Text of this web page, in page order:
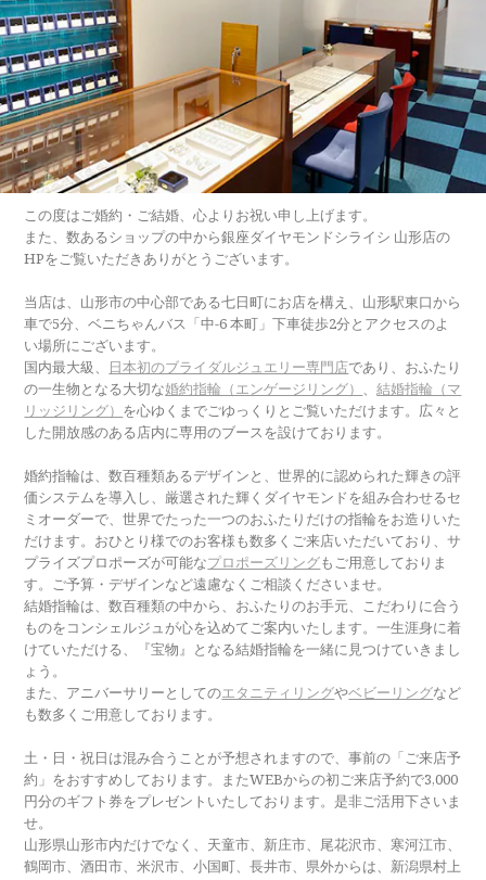
この度はご婚約・ご結婚、心よりお祝い申し上げます。
また、数あるショップの中から銀座ダイヤモンドシライシ 山形店の
HPをご覧いただきありがとうございます。
当店は、山形市の中心部である七日町にお店を構え、山形駅東口から
車で5分、ベニちゃんバス「中-6 本町」下車徒歩2分とアクセスのよ
い場所にございます。
国内最大級、 日本初のブライダルジュエリー専門店であり、おふたり
の一生物となる大切な婚約指輪（エンゲージリング） 、結婚指輪（マ
リッジリング） を心ゆくまでごゆっくりとご覧いただけます。広々と
した開放感のある店内に専用のブースを設けております。
婚約指輪は、数百種類あるデザインと、世界的に認められた輝きの評
価システムを導入し、厳選された輝くダイヤモンドを組み合わせるセ
ミオーダーで、世界でたった一つのおふたりだけの指輪をお造りいた
だけます。おひとり様でのお客様も数多くご来店いただいており、サ
プライズプロポーズが可能なプロポーズリングもご用意しておりま
す。ご予算・デザインなど遠慮なくご相談くださいませ。
結婚指輪は、数百種類の中から、おふたりのお手元、こだわりに合う
ものをコンシェルジュが心を込めてご案内いたします。一生涯身に着
けていただける、『宝物』となる結婚指輪を一緒に見つけていきまし
ょう。
また、アニバーサリーとしてのエタニティリングやベビーリングなど
も数多くご用意しております。
土・日・祝日は混み合うことが予想されますので、事前の「ご来店予
約」をおすすめしております。またWEBからの初ご来店予約で3,000
円分のギフト券をプレゼントいたしております。是非ご活用下さいま
せ。
山形県山形市内だけでなく、天童市、新庄市、尾花沢市、寒河江市、
鶴岡市、酒田市、米沢市、小国町、長井市、県外からは、新潟県村上